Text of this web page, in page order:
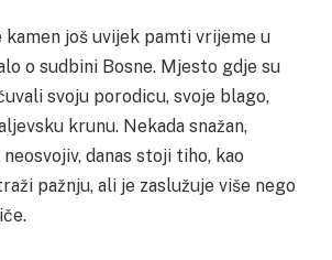
kamen još uvijek pamti vrijeme u
o sudbini Bosne. Mjesto gdje su
svoju porodicu, svoje blago,
krunu. Nekada snažan,
danas stoji tiho, kao
pažnju, ali je zaslužuje više nego